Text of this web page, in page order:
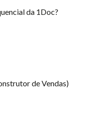
da 1Doc?
de Vendas)